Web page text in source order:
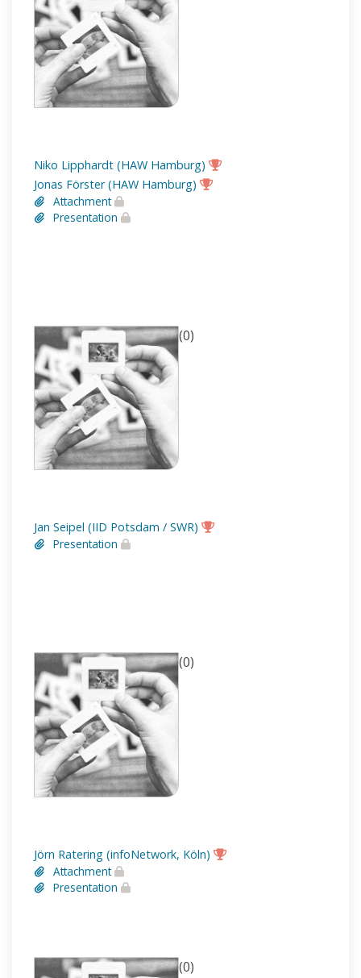
Niko Lipphardt (HAW Hamburg)
Jonas Förster (HAW Hamburg)
Attachment
Presentation
(0)
Jan Seipel (IID Potsdam / SWR)
Presentation
(0)
Jörn Ratering (infoNetwork, Köln)
Attachment
Presentation
(0)